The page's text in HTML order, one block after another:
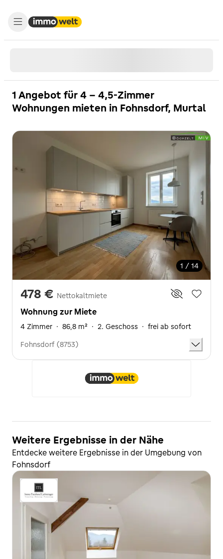
1 Angebot für 4 - 4,5-Zimmer
Wohnungen mieten in Fohnsdorf, Murtal
1 / 14
478 € Nettokaltmiete
Wohnung zur Miete
4 Zimmer · 86,8 m² · 2. Geschoss · frei ab sofort
Fohnsdorf (8753)
Weitere Ergebnisse in der Nähe
Entdecke weitere Ergebnisse in der Umgebung von
Fohnsdorf